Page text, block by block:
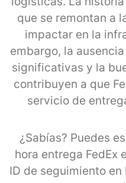
que se remontan a
impactar en la
embargo, la
significativas y la
contribuyen a que
servicio de
¿Sabías? Puedes
hora entrega FedEx
ID de seguimiento